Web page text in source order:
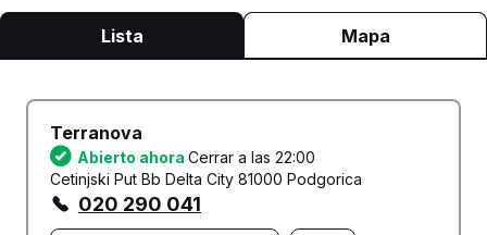
Lista Mapa
Terranova
Abierto ahora Cerrar a las 22:00
Cetinjski Put Bb Delta City 81000 Podgorica
020 290 041